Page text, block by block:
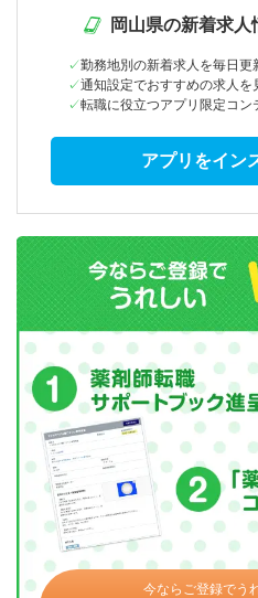
岡山県の新着求
勤務地別の新着求人を毎日更
通知設定でおすすめの求人を
転職に役立つアプリ限定コン
アプリをイン
今ならご登録でう